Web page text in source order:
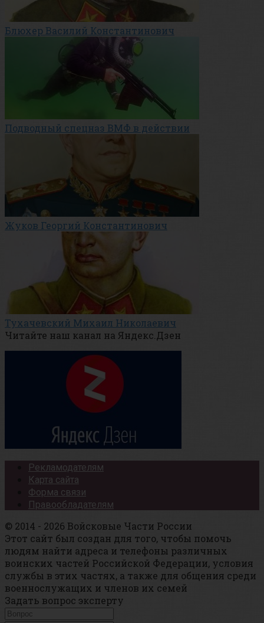
Блюхер Василий Константинович
Подводный спецназ ВМФ в действии
Жуков Георгий Константинович
Тухачевский Михаил Николаевич
Читайте наш канал на Яндекс.Дзен
Рекламодателям
Карта сайта
Форма связи
Правообладателям
© 2014 - 2026 Войсковые Части России
Этот сайт был создан для того, чтобы помочь
людям найти адреса и телефоны различных
воинских частей Российской Федерации, условия
службы в этих частях, а также для общения среди
военнослужащих и членов их семей
Задать вопрос эксперту